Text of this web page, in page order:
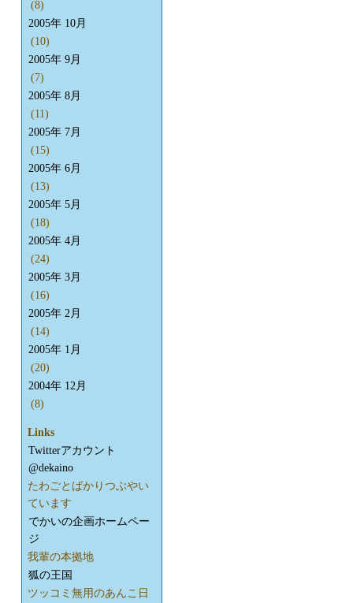
(8)
2005年 10月
(10)
2005年 9月
(7)
2005年 8月
(11)
2005年 7月
(15)
2005年 6月
(13)
2005年 5月
(18)
2005年 4月
(24)
2005年 3月
(16)
2005年 2月
(14)
2005年 1月
(20)
2004年 12月
(8)
Links
Twitterアカウント
@dekaino
たわごとばかりつぶやい
ています
でかいの企画ホームペー
ジ
我輩の本拠地
狐の王国
ツッコミ無用のあんこ日